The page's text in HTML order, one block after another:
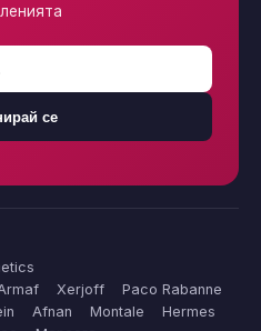
се
Xerjoff
Paco Rabanne
Afnan Montale
Hermes